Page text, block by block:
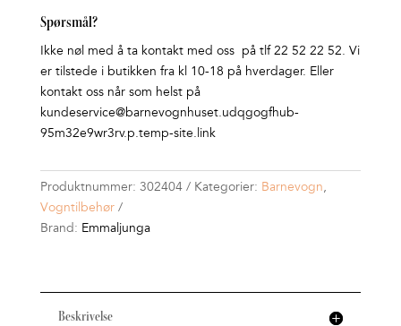
Spørsmål?
Ikke nøl med å ta kontakt med oss på tlf 22 52 22 52. Vi
er tilstede i butikken fra kl 10-18 på hverdager. Eller
kontakt oss når som helst på
kundeservice@barnevognhuset.udqgogfhub-
95m32e9wr3rv.p.temp-site.link
Produktnummer: 302404 Kategorier: Barnevogn,
Vogntilbehør
Brand: Emmaljunga
Beskrivelse